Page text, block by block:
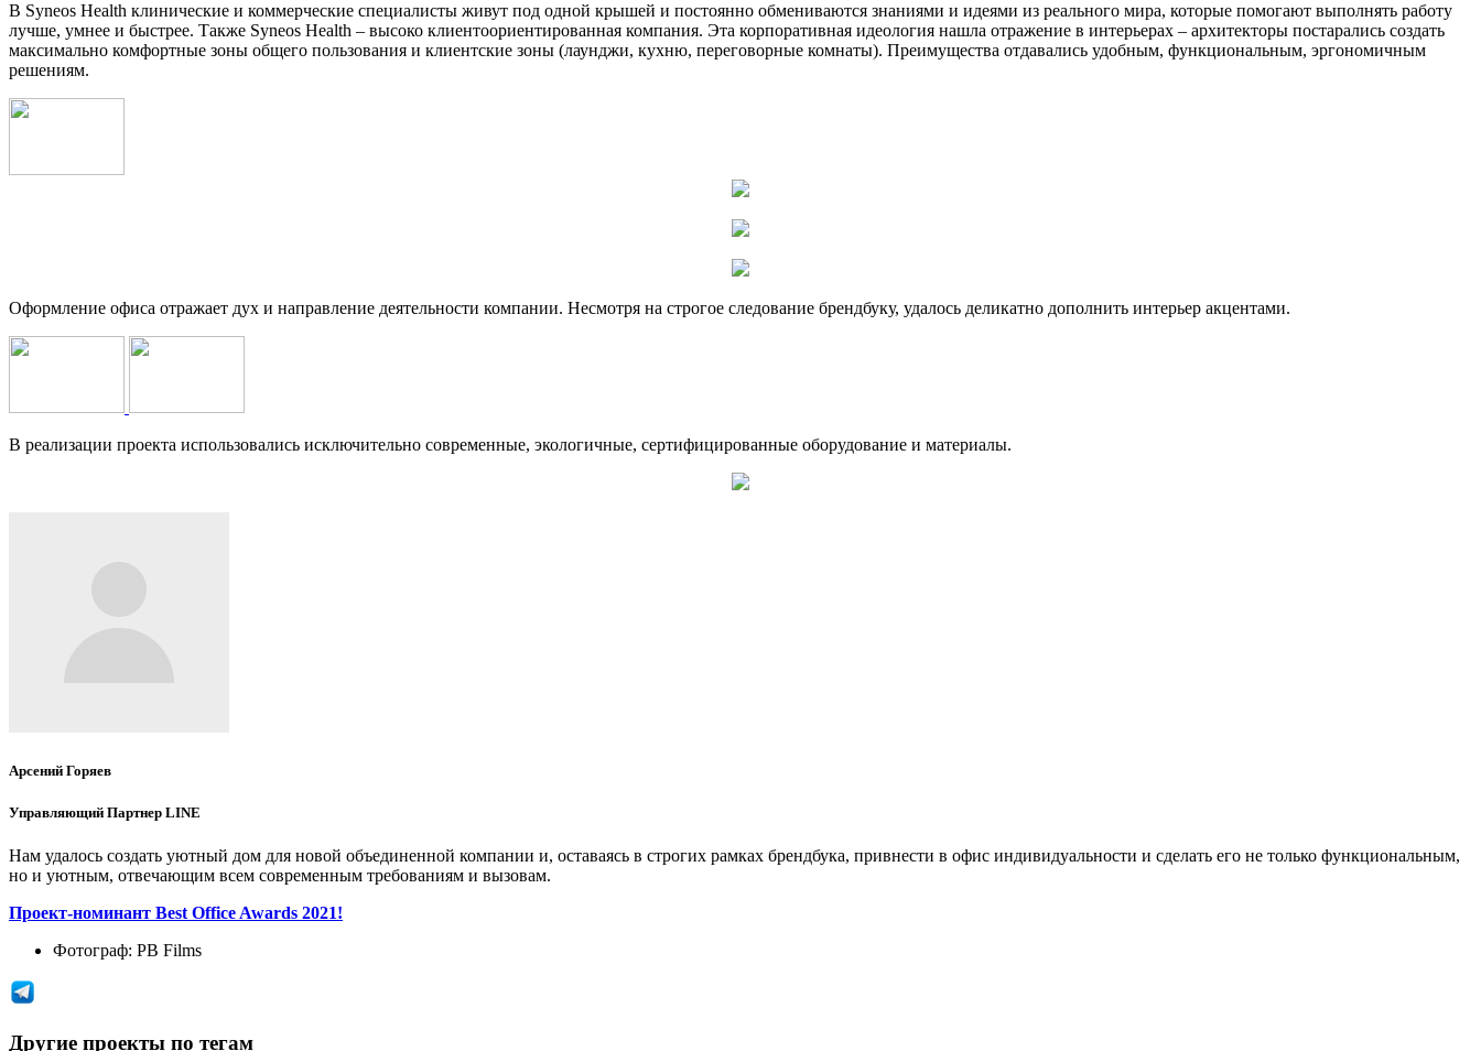
В Syneos Health клинические и коммерческие специалисты живут под одной крышей и постоянно обмениваются знаниями и идеями из реального мира, которые помогают выполнять работу
лучше, умнее и быстрее. Также Syneos Health – высоко клиентоориентированная компания. Эта корпоративная идеология нашла отражение в интерьерах – архитекторы постарались создать
максимально комфортные зоны общего пользования и клиентские зоны (лаунджи, кухню, переговорные комнаты). Преимущества отдавались удобным, функциональным, эргономичным
решениям.
Оформление офиса отражает дух и направление деятельности компании. Несмотря на строгое следование брендбуку, удалось деликатно дополнить интерьер акцентами.
В реализации проекта использовались исключительно современные, экологичные, сертифицированные оборудование и материалы.
Арсений Горяев
Управляющий Партнер LINE
Нам удалось создать уютный дом для новой объединенной компании и, оставаясь в строгих рамках брендбука, привнести в офис индивидуальности и сделать его не только функциональным,
но и уютным, отвечающим всем современным требованиям и вызовам.
Проект-номинант Best Office Awards 2021!
Фотограф: PB Films
Другие проекты по тегам